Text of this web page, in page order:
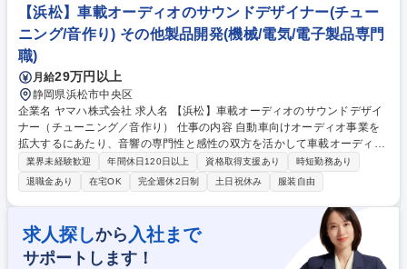
イならびにCAD） など 募集職種 ★ポジションサーチ【デザイナー/クリエ
イター/リーダー候補】最適な求人で選考
【浜松】車載オーディオのサウンドデザイナー(チュー
ニング/音作り) その他製品開発(機械/電気/電子製品専門
職)
月給29万円以上
静岡県浜松市中央区
企業名 ヤマハ株式会社 求人名 【浜松】車載オーディオのサウンドデザイ
ナー（チューニング／音作り） 仕事の内容 自動車向けオーディオ事業を
拡大するにあたり、音響の専門性と感性の双方を活かして車載オーディオ
の音作りを担う経験豊富な音響エンジニア(サウンドデザイナー)をお任せ
いたします。 【■具体的には】◎自動車向けオーディオ商品開発におい
て、音のスペシャリストとして、音作りを主導する業務です。◎サウンド
デザインコンセプト立案◎アンプ・スピーカ・車両部品への要件定義◎車
室内でのマイスターチューニングと顧客へのデモ【■役割】◎車内での音
響性能を最大化するために、高度な音響知識と技術を駆使し、オーディオ
システムの設計・調整を行う重要な役割を担います。 募集職種 【浜松】
業界未経験歓迎 年間休日120日以上 資格取得支援あり
時短勤務あり
退職金あり
在宅OK 完全週休2日制 土日祝休み 服装自由
求人探しから 入社まで
サポートします！